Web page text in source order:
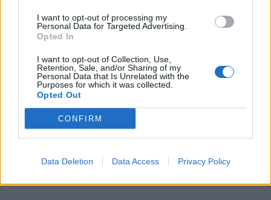
I want to opt-out of processing my
Personal Data for Targeted Advertising.
Opted In
I want to opt-out of Collection, Use,
Retention, Sale, and/or Sharing of my
Personal Data that Is Unrelated with the
Purposes for which it was collected.
Opted Out
CONFIRM
Data Deletion Data Access Privacy Policy